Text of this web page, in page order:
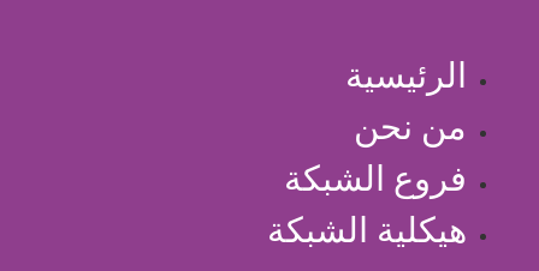
الرئيسية
من نحن
فروع الشبكة
هيكلية الشبكة